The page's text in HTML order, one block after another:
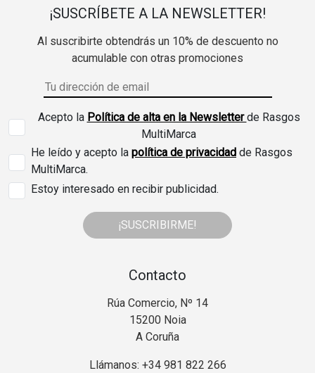
¡SUSCRÍBETE A LA NEWSLETTER!
Al suscribirte obtendrás un 10% de descuento no
acumulable con otras promociones
Acepto la Política de alta en la Newsletterde Rasgos
MultiMarca
He leído y acepto la política de privacidad de Rasgos
MultiMarca.
Estoy interesado en recibir publicidad.
¡SUSCRIBIRME!
Contacto
Rúa Comercio, Nº 14
15200 Noia
A Coruña
Llámanos: +34 981 822 266